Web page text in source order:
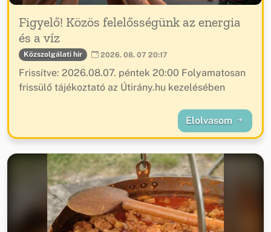
Figyelő! Közös felelősségünk az energia
és a víz
Közszolgálati hír 2026. 08. 07 20:17
Frissítve: 2026.08.07. péntek 20:00 Folyamatosan
frissülő tájékoztató az Útirány.hu kezelésében
Elolvasom